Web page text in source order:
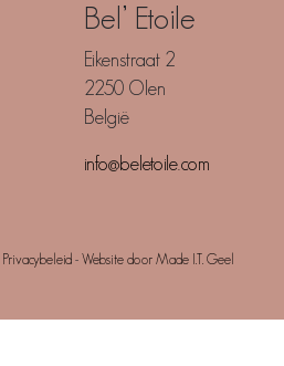
Bel’ Etoile
Eikenstraat 2
2250 Olen
België
info@beletoile.com
Privacybeleid- Website door Made I.T. Geel